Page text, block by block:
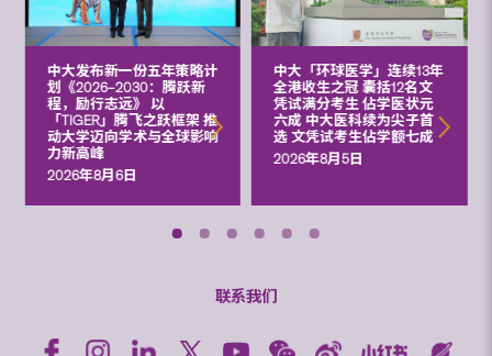
中大发布新一份五年策略计
划《2026‒2030：腾跃新
程，励行志远》 以
「TIGER」腾飞之跃框架 推
动大学迈向学术与全球影响
力新高峰
2026年8月6日
中大「环球医学」连续13年
全港收生之冠 囊括12名文
凭试满分考生 佔学医状元
六成 中大医科续为尖子首
选 文凭试考生佔学额七成
2026年8月5日
联系我们